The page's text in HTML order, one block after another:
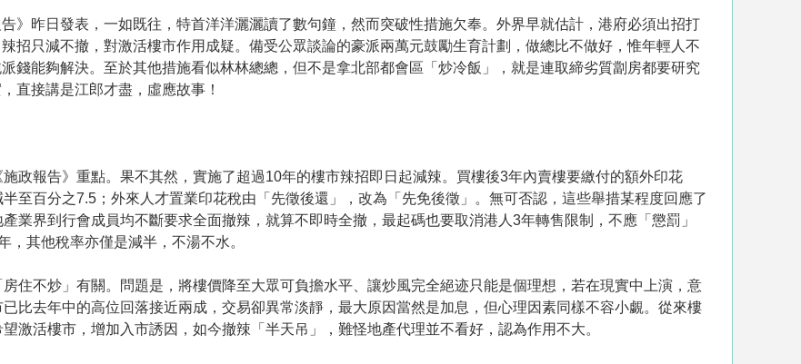
》昨日發表，一如既往，特首洋洋灑灑讀了數句鐘，然而突破性措施欠奉。外界早就估計，港府必須出招打
招只減不撤，對激活樓市作用成疑。備受公眾談論的豪派兩萬元鼓勵生育計劃，做總比不做好，惟年輕人不
錢能夠解決。至於其他措施看似林林總總，但不是拿北部都會區「炒冷飯」，就是連取締劣質劏房都要研究
直接講是江郎才盡，虛應故事！
政報告》重點。果不其然，實施了超過10年的樓市辣招即日起減辣。買樓後3年內賣樓要繳付的額外印花
至百分之7.5；外來人才置業印花稅由「先徵後還」，改為「先免後徵」。無可否認，這些舉措某程度回應了
業界到行會成員均不斷要求全面撤辣，就算不即時全撤，最起碼也要取消港人3年轉售限制，不應「懲罰」
其他稅率亦僅是減半，不湯不水。
住不炒」有關。問題是，將樓價降至大眾可負擔水平、讓炒風完全絕迹只能是個理想，若在現實中上演，意
比去年中的高位回落接近兩成，交易卻異常淡靜，最大原因當然是加息，但心理因素同樣不容小覷。從來樓
激活樓市，增加入市誘因，如今撤辣「半天吊」，難怪地產代理並不看好，認為作用不大。